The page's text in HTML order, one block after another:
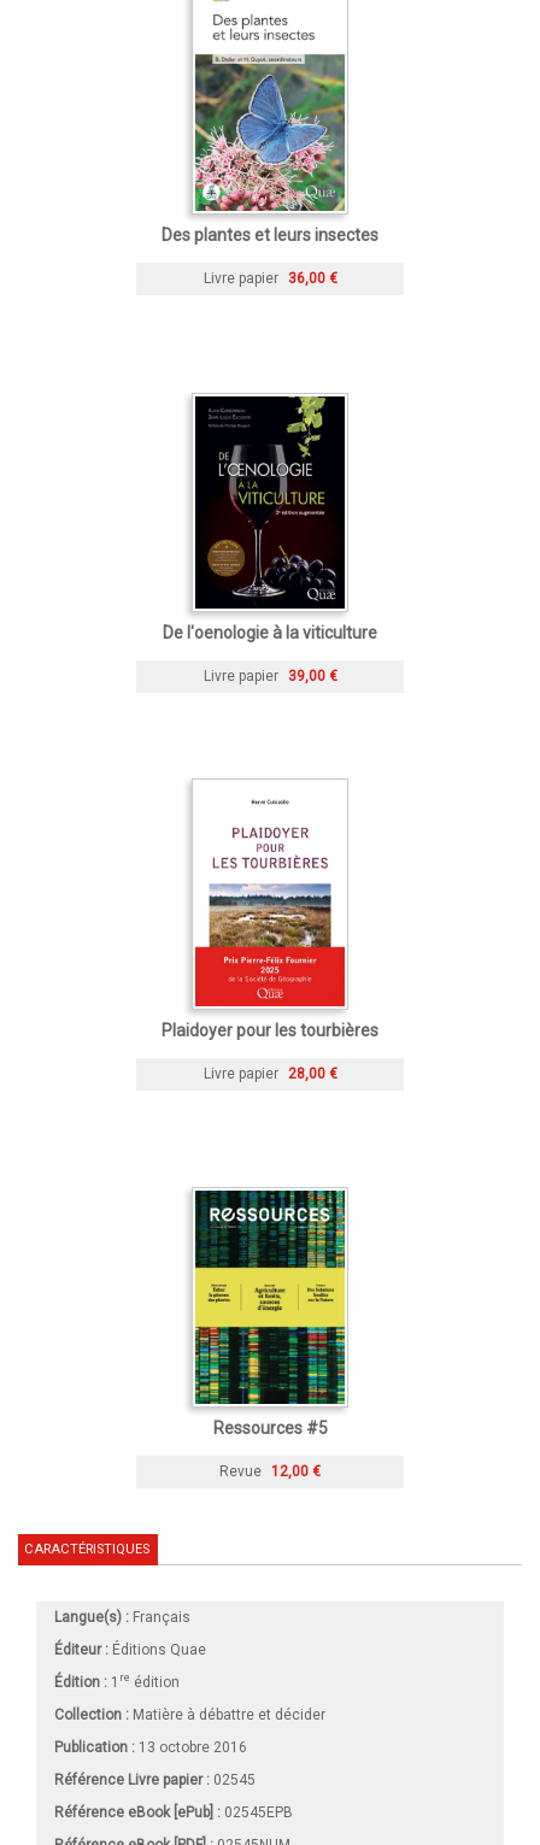
Des plantes et leurs insectes
Livre papier 36,00 €
De l'oenologie à la viticulture
Livre papier 39,00 €
Plaidoyer pour les tourbières
Livre papier 28,00 €
Ressources #5
Revue 12,00 €
CARACTÉRISTIQUES
Langue(s) : Français
Éditeur : Éditions Quae
Édition : 1 re édition
Collection : Matière à débattre et décider
Publication : 13 octobre 2016
Référence Livre papier : 02545
Référence eBook [ePub] : 02545EPB